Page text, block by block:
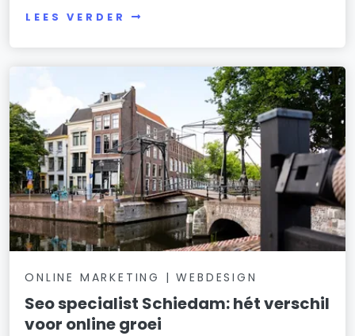
LEES VERDER
ONLINE MARKETING | WEBDESIGN
Seo specialist Schiedam: hét verschil
voor online groei